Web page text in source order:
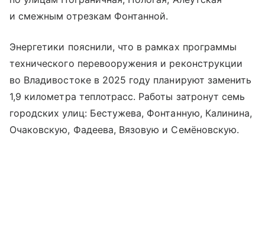
и смежным отрезкам Фонтанной.
Энергетики пояснили, что в рамках программы
технического перевооружения и реконструкции
во Владивостоке в 2025 году планируют заменить
1,9 километра теплотрасс. Работы затронут семь
городских улиц: Бестужева, Фонтанную, Калинина,
Очаковскую, Фадеева, Вязовую и Семёновскую.